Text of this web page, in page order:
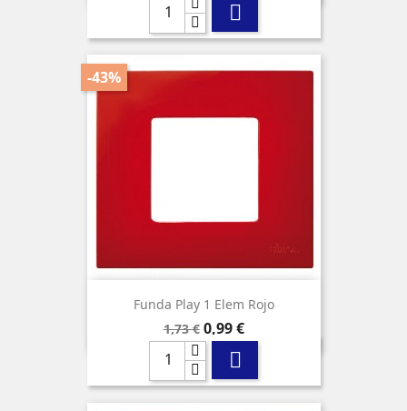

Funda Play 1 Elem Rojo
Precio
base
1,73 €
-43%
Precio
0,99 €
